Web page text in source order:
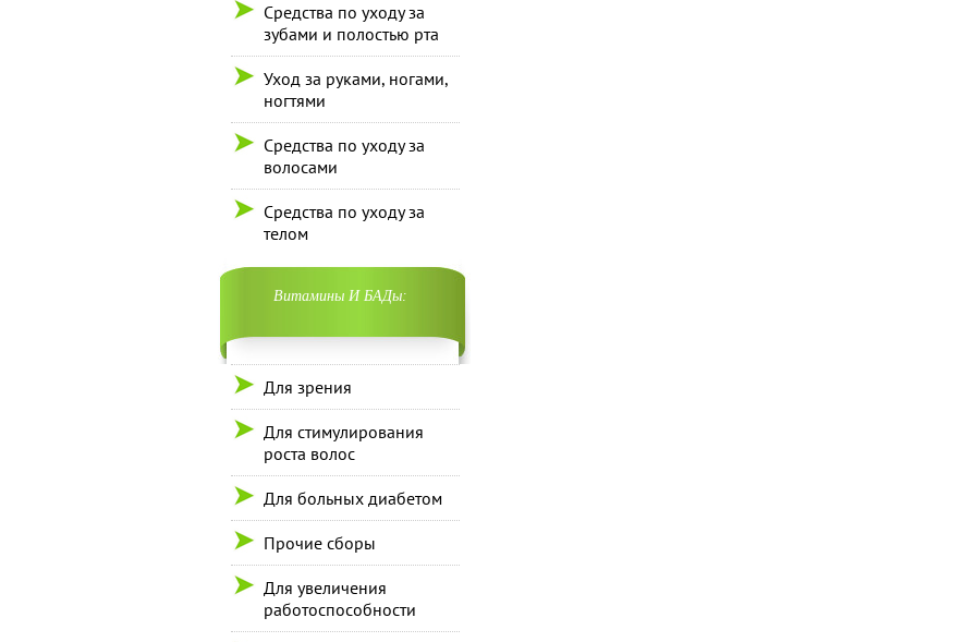
Средства по уходу за
зубами и полостью рта
Уход за руками, ногами,
ногтями
Средства по уходу за
волосами
Средства по уходу за
телом
Витамины И БАДы:
Для зрения
Для стимулирования
роста волос
Для больных диабетом
Прочие сборы
Для увеличения
работоспособности